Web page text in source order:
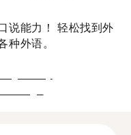
说能力！ 轻松找到外
种外语。